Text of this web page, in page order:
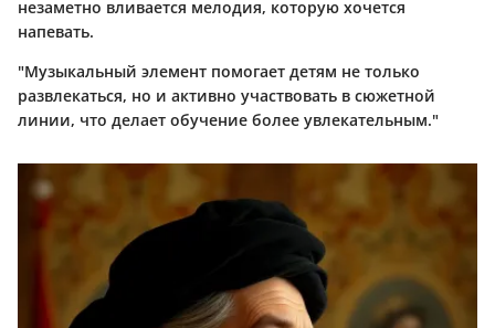
незаметно вливается мелодия, которую хочется
напевать.
"Музыкальный элемент помогает детям не только
развлекаться, но и активно участвовать в сюжетной
линии, что делает обучение более увлекательным."